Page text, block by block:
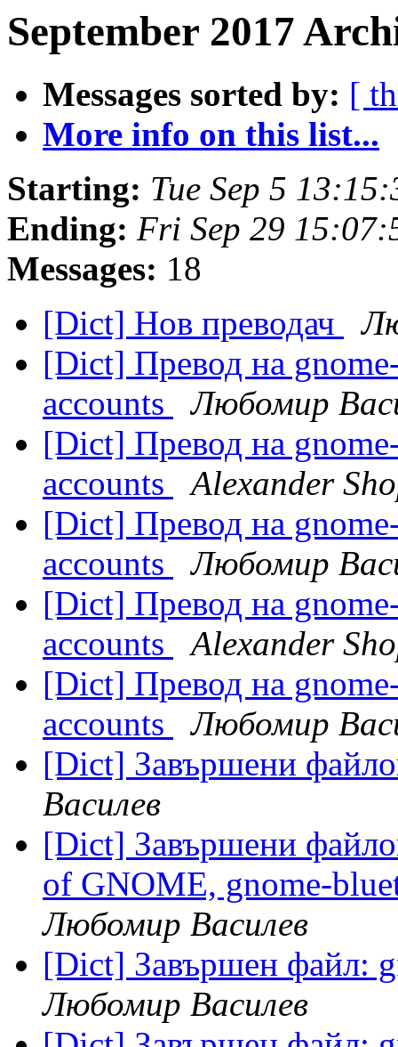
September 2017
Messages sorted by: [
More info on this list...
Starting: Tue Sep 5
Ending: Fri Sep 29
Messages: 18
[Dict] Нов преводач
[Dict] Превод на
accounts
Любомир
[Dict] Превод на
accounts
Alexander
[Dict] Превод на
accounts
Любомир
[Dict] Превод на
accounts
Alexander
[Dict] Превод на
accounts
Любомир
[Dict] Завършени
Василев
[Dict] Завършени
of GNOME, gnome-
Любомир Василев
[Dict] Завършен файл:
Любомир Василев